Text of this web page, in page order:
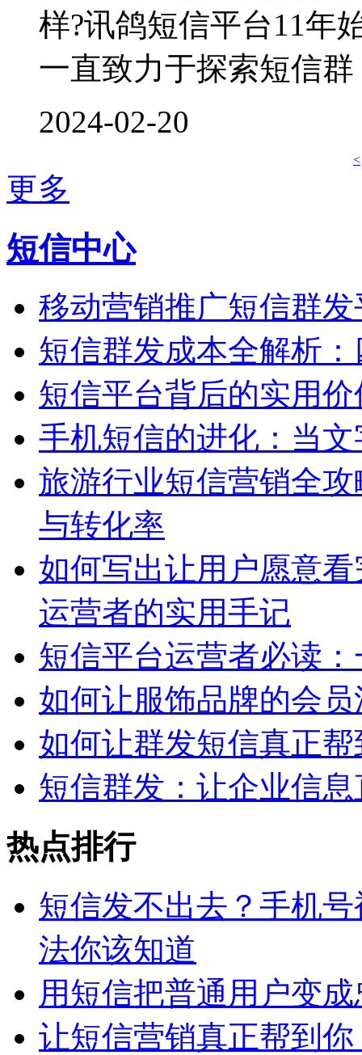
样?讯鸽短信平台11年
一直致力于探索短信群
2024-02-20
<
更多
短信中心
移动营销推广短信群
短信群发成本全解析
短信平台背后的实用
手机短信的进化：当
旅游行业短信营销全
与转化率
如何写出让用户愿意
运营者的实用手记
短信平台运营者必读
如何让服饰品牌的会
如何让群发短信真正
短信群发：让企业信
热点排行
短信发不出去？手机
法你该知道
用短信把普通用户变
让短信营销真正帮到